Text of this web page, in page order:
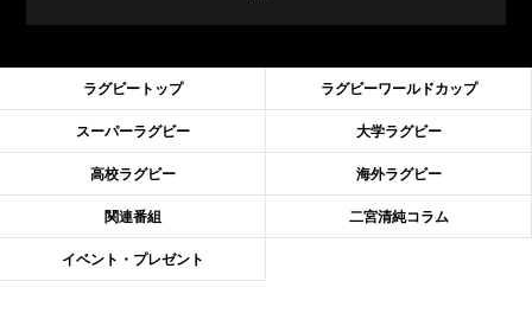
ラグビートップ ラグビーワールドカップ
スーパーラグビー 大学ラグビー
高校ラグビー 海外ラグビー
関連番組 二宮清純コラム
イベント・プレゼント